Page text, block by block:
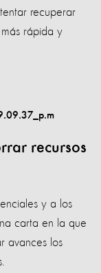
recuperar
rápida y
recursos
y a los
carta en la que
avances los